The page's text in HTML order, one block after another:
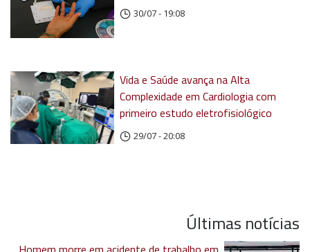
30/07 - 19:08
Vida e Saúde avança na Alta
Complexidade em Cardiologia com
primeiro estudo eletrofisiológico
29/07 - 20:08
Últimas notícias